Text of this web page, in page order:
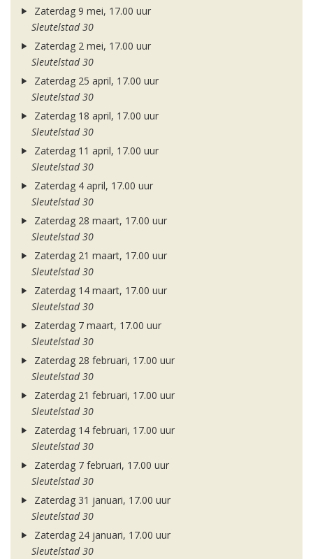
Zaterdag 9 mei, 17.00 uur
Sleutelstad 30
Zaterdag 2 mei, 17.00 uur
Sleutelstad 30
Zaterdag 25 april, 17.00 uur
Sleutelstad 30
Zaterdag 18 april, 17.00 uur
Sleutelstad 30
Zaterdag 11 april, 17.00 uur
Sleutelstad 30
Zaterdag 4 april, 17.00 uur
Sleutelstad 30
Zaterdag 28 maart, 17.00 uur
Sleutelstad 30
Zaterdag 21 maart, 17.00 uur
Sleutelstad 30
Zaterdag 14 maart, 17.00 uur
Sleutelstad 30
Zaterdag 7 maart, 17.00 uur
Sleutelstad 30
Zaterdag 28 februari, 17.00 uur
Sleutelstad 30
Zaterdag 21 februari, 17.00 uur
Sleutelstad 30
Zaterdag 14 februari, 17.00 uur
Sleutelstad 30
Zaterdag 7 februari, 17.00 uur
Sleutelstad 30
Zaterdag 31 januari, 17.00 uur
Sleutelstad 30
Zaterdag 24 januari, 17.00 uur
Sleutelstad 30